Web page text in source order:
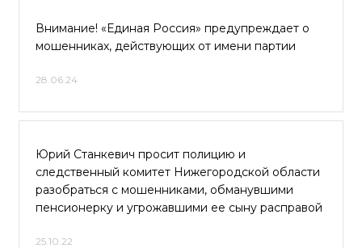
Внимание! «Единая Россия» предупреждает о
мошенниках, действующих от имени партии
28.06.24
Юрий Станкевич просит полицию и
следственный комитет Нижегородской области
разобраться с мошенниками, обманувшими
пенсионерку и угрожавшими ее сыну расправой
25.10.22